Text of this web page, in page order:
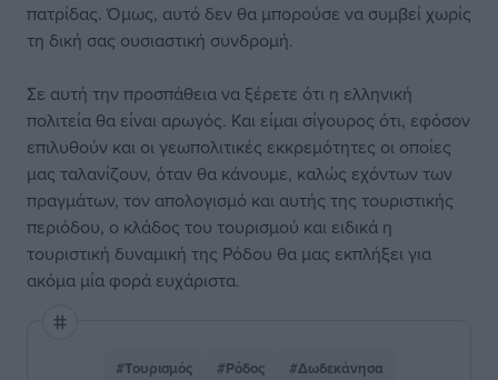
πατρίδας. Όμως, αυτό δεν θα μπορούσε να συμβεί χωρίς
τη δική σας ουσιαστική συνδρομή.
Σε αυτή την προσπάθεια να ξέρετε ότι η ελληνική
πολιτεία θα είναι αρωγός. Και είμαι σίγουρος ότι, εφόσον
επιλυθούν και οι γεωπολιτικές εκκρεμότητες οι οποίες
μας ταλανίζουν, όταν θα κάνουμε, καλώς εχόντων των
πραγμάτων, τον απολογισμό και αυτής της τουριστικής
περιόδου, ο κλάδος του τουρισμού και ειδικά η
τουριστική δυναμική της Ρόδου θα μας εκπλήξει για
ακόμα μία φορά ευχάριστα.
#Τουρισμός #Ρόδος #Δωδεκάνησα